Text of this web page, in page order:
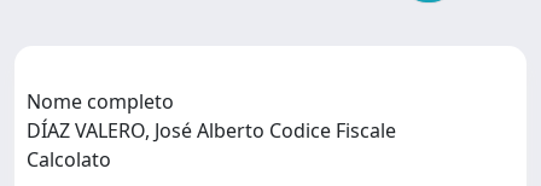
Nome completo
DÍAZ VALERO, José Alberto Codice Fiscale
Calcolato